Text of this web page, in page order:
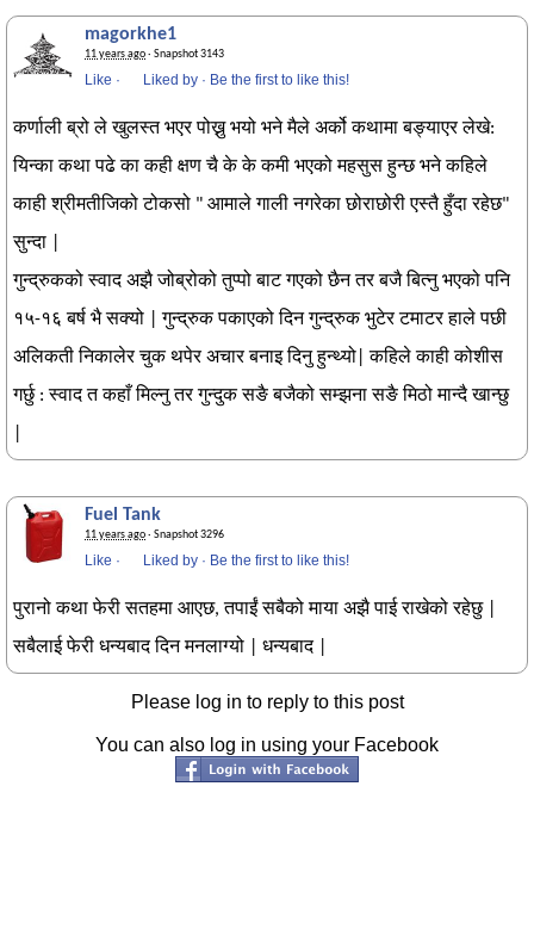
magorkhe1
11 years ago· Snapshot 3143
Like · Liked by · Be the first to like this!
कर्णाली ब्रो ले खुलस्त भएर पोख्नु भयो भने मैले अर्को कथामा बङ्याएर लेखे:
यिन्का कथा पढे का कही क्षण चै के के कमी भएको महसुस हुन्छ भने कहिले
काही श्रीमतीजिको टोकसो " आमाले गाली नगरेका छोराछोरी एस्तै हुँदा रहेछ"
सुन्दा |
गुन्द्रुकको स्वाद अझै जोब्रोको तुप्पो बाट गएको छैन तर बजै बित्नु भएको पनि
१५-१६ बर्ष भै सक्यो | गुन्द्रुक पकाएको दिन गुन्द्रुक भुटेर टमाटर हाले पछी
अलिकती निकालेर चुक थपेर अचार बनाइ दिनु हुन्थ्यो| कहिले काही कोशीस
गर्छु : स्वाद त कहाँ मिल्नु तर गुन्दुक सङै बजैको सम्झना सङै मिठो मान्दै खान्छु
Fuel Tank
11 years ago· Snapshot 3296
Like · Liked by · Be the first to like this!
पुरानो कथा फेरी सतहमा आएछ, तपाईं सबैको माया अझै पाई राखेको रहेछु |
सबैलाई फेरी धन्यबाद दिन मनलाग्यो | धन्यबाद |
Please log in to reply to this post
You can also log in using your Facebook